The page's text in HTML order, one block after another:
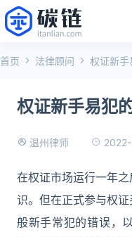
首页 法律顾问 权证新手
权证新手易犯
温州律师
在权证市场运行一年
识。但在正式参与权
般新手常犯的错误，